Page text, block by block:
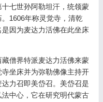
七世孙阿勒坦汗，统领蒙
1606年称灵觉寺，清乾
因为麦达力活佛在此坐床
僧界特派麦达力活佛来蒙
坐床并为弥勒佛像主持开
力召即美岱召。美岱召是
中心，它在研究明代蒙古